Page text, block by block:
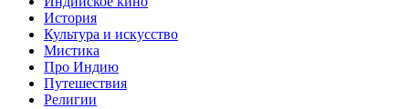
История
Культура и искусство
Мистика
Про Индию
Путешествия
Религии